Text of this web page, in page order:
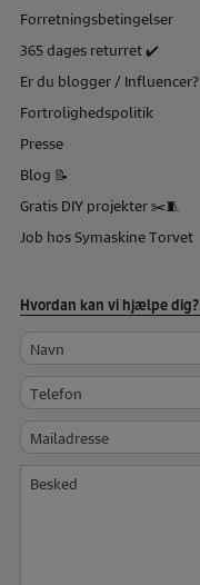
Forretningsbetingelser
365 dages returret ✔️
Er du blogger / Influencer?
Fortrolighedspolitik
Presse
Blog 📝
Gratis DIY projekter ✂️🧵
Job hos Symaskine Torvet
Hvordan kan vi hjælpe dig?
Navn
Telefon
Mailadresse
Besked